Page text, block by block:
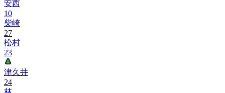
安西
10
柴崎
27
松村
23
津久井
24